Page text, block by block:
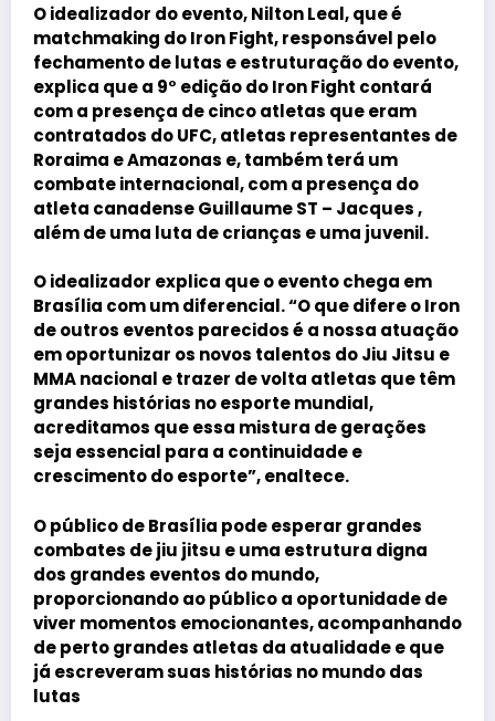
O idealizador do evento,Nilton Leal, que é
matchmaking do Iron Fight, responsável pelo
fechamento de lutas e estruturação do evento,
explica que a 9° edição do Iron Fight contará
com a presença de cinco atletas que eram
contratados do UFC, atletas representantes de
Roraima e Amazonas e, também terá um
combate internacional, com a presença do
atleta canadense Guillaume ST – Jacques ,
além de uma luta de crianças e uma juvenil.
O idealizador explica que o evento chega em
Brasília com um diferencial. “O que difere o Iron
de outros eventos parecidos é a nossa atuação
em oportunizar os novos talentos do Jiu Jitsu e
MMA nacional e trazer de volta atletas que têm
grandes histórias no esporte mundial,
acreditamos que essa mistura de gerações
seja essencial para a continuidade e
crescimento do esporte”, enaltece.
O público de Brasília pode esperar grandes
combates de jiu jitsu e uma estrutura digna
dos grandes eventos do mundo,
proporcionando ao público a oportunidade de
viver momentos emocionantes, acompanhando
de perto grandes atletas da atualidade e que
já escreveram suas histórias no mundo das
lutas